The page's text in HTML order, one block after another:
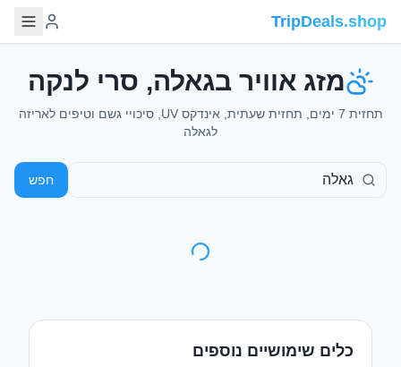
TripDeals.shop
מזג אוויר בגאלה, סרי לנקה
תחזית 7 ימים, תחזית שעתית, אינדקס UV, סיכויי גשם וטיפים לאריזה
לגאלה
חפש
כלים שימושיים נוספים
מי צריך ויזה ואיך
טיסות זולות מישראל